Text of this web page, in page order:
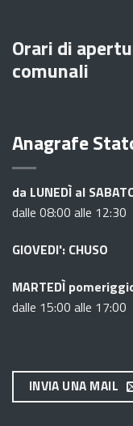
Orari di
comunali
Anagrafe
da LUNEDÌ al
dalle 08:00 alle 12:30
GIOVEDI': CHUSO
MARTEDÌ
dalle 15:00 alle 17:00
INVIA UNA MAIL